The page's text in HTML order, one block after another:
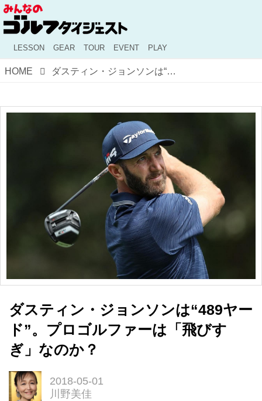
LESSON GEAR TOUR EVENT PLAY
HOME ダスティン・ジョンソンは“489ヤード”。プロゴルファーは「飛びすぎ」なのか？
ダスティン・ジョンソンは“489ヤー
ド”。プロゴルファーは「飛びす
ぎ」なのか？
2018-05-01
川野美佳